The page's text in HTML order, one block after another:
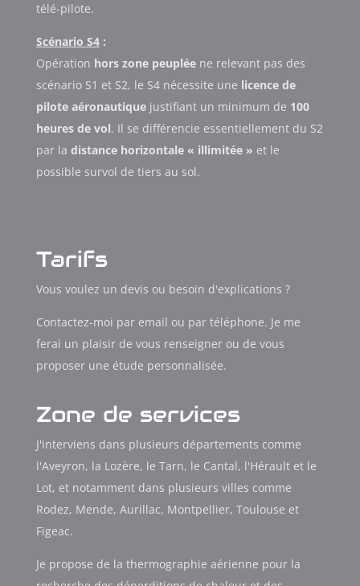
télé-pilote.
Scénario S4:
Opération hors zone peupléene relevant pas des
scénario S1 et S2, le S4 nécessite une licence de
pilote aéronautiquejustifiant un minimum de 100
heures de vol. Il se différencie essentiellement du S2
par la distance horizontale « illimitée » et le
possible survol de tiers au sol.
Tarifs
Vous voulez un devis ou besoin d'explications ?
Contactez-moi par email ou par téléphone. Je me
ferai un plaisir de vous renseigner ou de vous
proposer une étude personnalisée.
Zone de services
J'interviens dans plusieurs départements comme
l'Aveyron, la Lozère, le Tarn, le Cantal, l'Hérault et le
Lot, et notamment dans plusieurs villes comme
Rodez, Mende, Aurillac, Montpellier, Toulouse et
Figeac.
Je propose de la thermographie aérienne pour la